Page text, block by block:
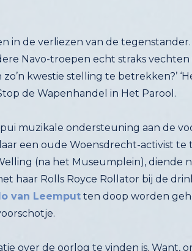
in de verliezen van de
Navo-troepen echt straks
kwestie stelling te betrekken?’
de Wapenhandel in Het Parool.
muzikale ondersteuning aan de
een oude Woensdrecht-activist te
bij Volkel. In plaats van café Welling (na het
oud-politica Saar Boerlage voegde zich met haar Rolls Royce
van Leemput ten doop worden
over de oorlog te vinden is. Want,